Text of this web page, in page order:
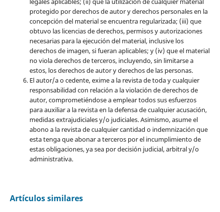
protegido por derechos de autor y derechos personales en la
concepción del material se encuentra regularizada; (iii) que
obtuvo las licencias de derechos, permisos y autorizaciones
necesarias para la ejecución del material, inclusive los
derechos de imagen, si fueran aplicables; y (iv) que el material
no viola derechos de terceros, incluyendo, sin limitarse a
estos, los derechos de autor y derechos de las personas.
El autor/a o cedente, exime a la revista de toda y cualquier
responsabilidad con relación a la violación de derechos de
autor, comprometiéndose a emplear todos sus esfuerzos
para auxiliar a la revista en la defensa de cualquier acusación,
medidas extrajudiciales y/o judiciales. Asimismo, asume el
abono a la revista de cualquier cantidad o indemnización que
esta tenga que abonar a terceros por el incumplimiento de
estas obligaciones, ya sea por decisión judicial, arbitral y/o
administrativa.
Artículos similares